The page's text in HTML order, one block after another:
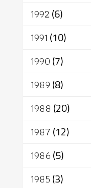
1992(6)
1991 (10)
1990(7)
1989(8)
1988 (20)
1987(12)
1986(5)
1985(3)